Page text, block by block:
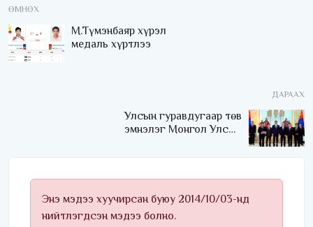
ӨМНӨХ
М.Түмэнбаяр хүрэл
медаль хүртлээ
ДАРААХ
Улсын гуравдугаар төв
эмнэлэг Монгол Улсын
Энэ мэдээ хуучирсан буюу 2014/10/03-нд
нийтлэгдсэн мэдээ болно.